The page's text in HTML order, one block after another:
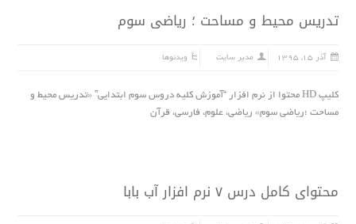
تدریس محیط و مساحت ؛ ریاضی سوم
آذر ۱۵, ۱۳۹۵ مدیر سایت ویدئوها
کلیپ HD محتوا از نرم افزار “آموزش کلیه دروس سوم ابتدایى” «تدریس محیط و
مساحت ؛ریاضی سوم» ریاضى، علوم، فارسی، قرآن
محتواى کامل درس ٧ نرم افزار آب بابا